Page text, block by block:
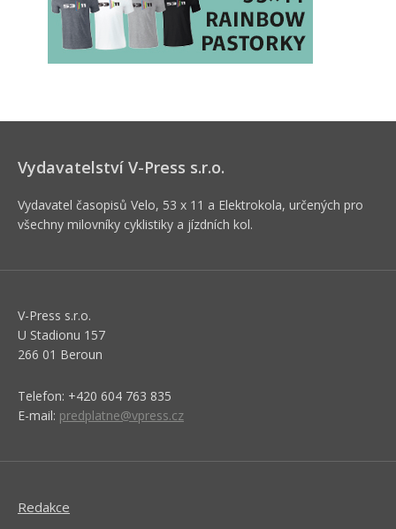
Vydavatelství V-Press s.r.o.
Vydavatel časopisů Velo, 53 x 11 a Elektrokola, určených pro
všechny milovníky cyklistiky a jízdních kol.
V-Press s.r.o.
U Stadionu 157
266 01 Beroun
Telefon: +420 604 763 835
E-mail: predplatne@vpress.cz
Redakce